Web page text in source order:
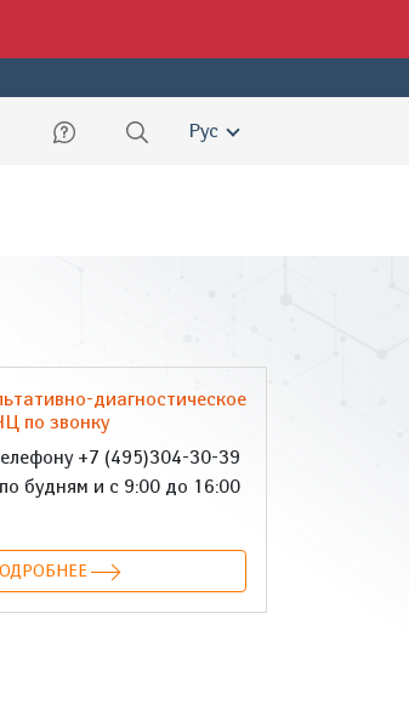
Русский
диагностическое
по звонку
+7 (495)304-30-39
будням и с 9:00 до 16:00